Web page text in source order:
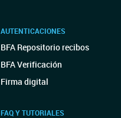
AUTENTICACIONES
BFA Repositorio recibos
BFA Verificación
Firma digital
FAQ Y TUTORIALES